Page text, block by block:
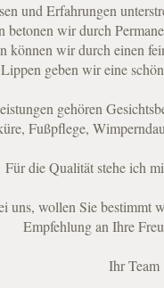
und Erfahrungen
betonen wir durch
können wir durch einen
Lippen geben wir eine
gehören
Fußpflege,
Für die Qualität stehe ich
uns, wollen Sie bestimmt
Empfehlung an Ihre
Ihr Team